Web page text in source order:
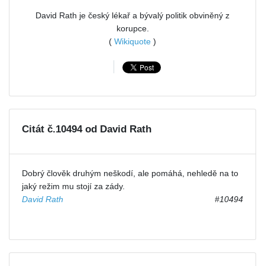
David Rath je český lékař a bývalý politik obviněný z
korupce.
( Wikiquote )
Citát č.10494 od David Rath
Dobrý člověk druhým neškodí, ale pomáhá, nehledě na to
jaký režim mu stojí za zády.
David Rath
#10494